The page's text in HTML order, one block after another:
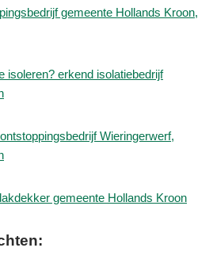
gemeente Hollands Kroon,
isoleren? erkend isolatiebedrijf
Wieringerwerf,
gemeente Hollands Kroon